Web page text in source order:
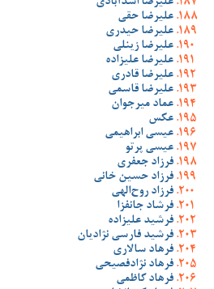
علیرضا اسدآبادی
علیرضا حقی
علیرضا حیدری
علیرضا زینلی
علیرضا علیزاده
علیرضا قادری
علیرضا قاسمی
عماد میرجوان
عکس
عیسی ابراهیمی
عیسی پرتو
فرزاد جعفری
فرزاد حسین خانی
فرزاد روح‌الهی
فرشاد جانفزا
فرشید علیزاده
فرشید فارسی نژادیان
فرهاد سالاری
فرهاد نژادفصیحی
فرهاد کاظمی